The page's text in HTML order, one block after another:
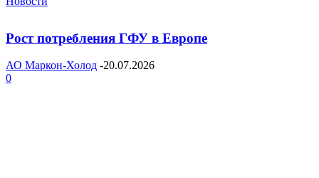
Рост потребления ГФУ в Европе
АО Маркон-Холод -20.07.2026
0